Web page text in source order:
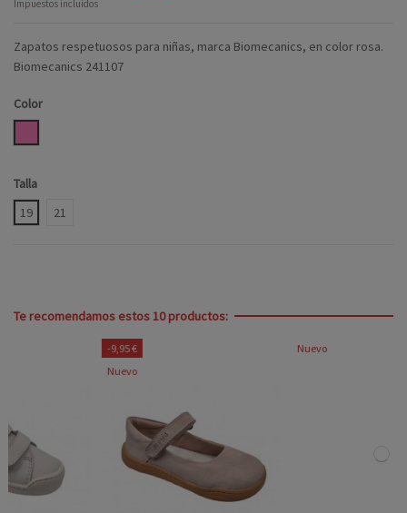
Impuestos incluidos
Zapatos respetuosos para niñas, marca Biomecanics, en color rosa.
Biomecanics 241107
Color
Talla
19
21
Te recomendamos estos 10 productos: